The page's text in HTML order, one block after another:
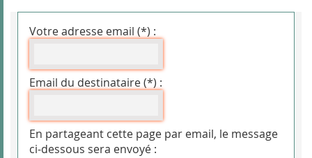
Votre adresse email (*) :
Email du destinataire (*) :
En partageant cette page par email, le message
ci-dessous sera envoyé :